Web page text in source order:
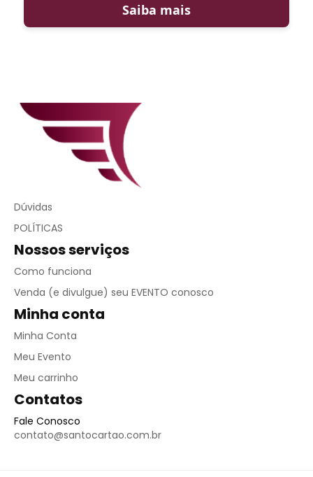
Saiba mais
Dúvidas
POLÍTICAS
Nossos serviços
Como funciona
Venda (e divulgue) seu EVENTO conosco
Minha conta
Minha Conta
Meu Evento
Meu carrinho
Contatos
Fale Conosco
contato@santocartao.com.br